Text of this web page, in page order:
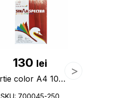
130 lei
Hirtie color A4 10cul. 80gr 250foi ML8-3/11-3 700045-250